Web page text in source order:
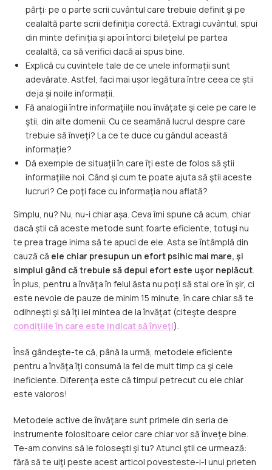
părţi: pe o parte scrii cuvântul care trebuie definit şi pe
cealaltă parte scrii definiţia corectă. Extragi cuvântul, spui
din minte definiţia şi apoi întorci bileţelul pe partea
cealaltă, ca să verifici dacă ai spus bine.
Explică cu cuvintele tale de ce unele informații sunt
adevărate. Astfel, faci mai ușor legătura între ceea ce știi
deja și noile informații.
Fă analogii între informaţiile nou învăţate şi cele pe care le
ştii, din alte domenii. Cu ce seamănă lucrul despre care
trebuie să înveţi? La ce te duce cu gândul această
informaţie?
Dă exemple de situaţii în care îţi este de folos să ştii
informaţiile noi. Când şi cum te poate ajuta să ştii aceste
lucruri? Ce poţi face cu informaţia nou aflată?
Simplu, nu? Nu, nu-i chiar așa. Ceva îmi spune că acum, chiar
dacă ştii că aceste metode sunt foarte eficiente, totuşi nu
te prea trage inima să te apuci de ele. Asta se întâmplă din
cauză că ele chiar presupun un efort psihic mai mare, şi
simplul gând că trebuie să depui efort este uşor neplăcut.
În plus, pentru a învăţa în felul ăsta nu poţi să stai ore în şir, ci
este nevoie de pauze de minim 15 minute, în care chiar să te
odihneşti şi să îţi iei mintea de la învăţat (citeşte despre
condiţiile în care este indicat să înveţi).
Însă gândeşte-te că, până la urmă, metodele eficiente
pentru a învăţa îţi consumă la fel de mult timp ca şi cele
ineficiente. Diferenţa este că timpul petrecut cu ele chiar
este valoros!
Metodele active de învăţare sunt primele din seria de
instrumente folositoare celor care chiar vor să înveţe bine.
Te-am convins să le foloseşti şi tu? Atunci ştii ce urmează:
fără să te uiţi peste acest articol povesteste-i-l unui prieten